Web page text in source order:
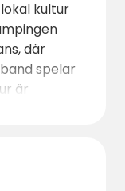
kultur
där
spelar
är
möjliga
att boka